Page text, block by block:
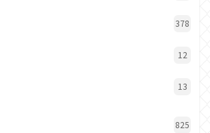
378
12
13
825